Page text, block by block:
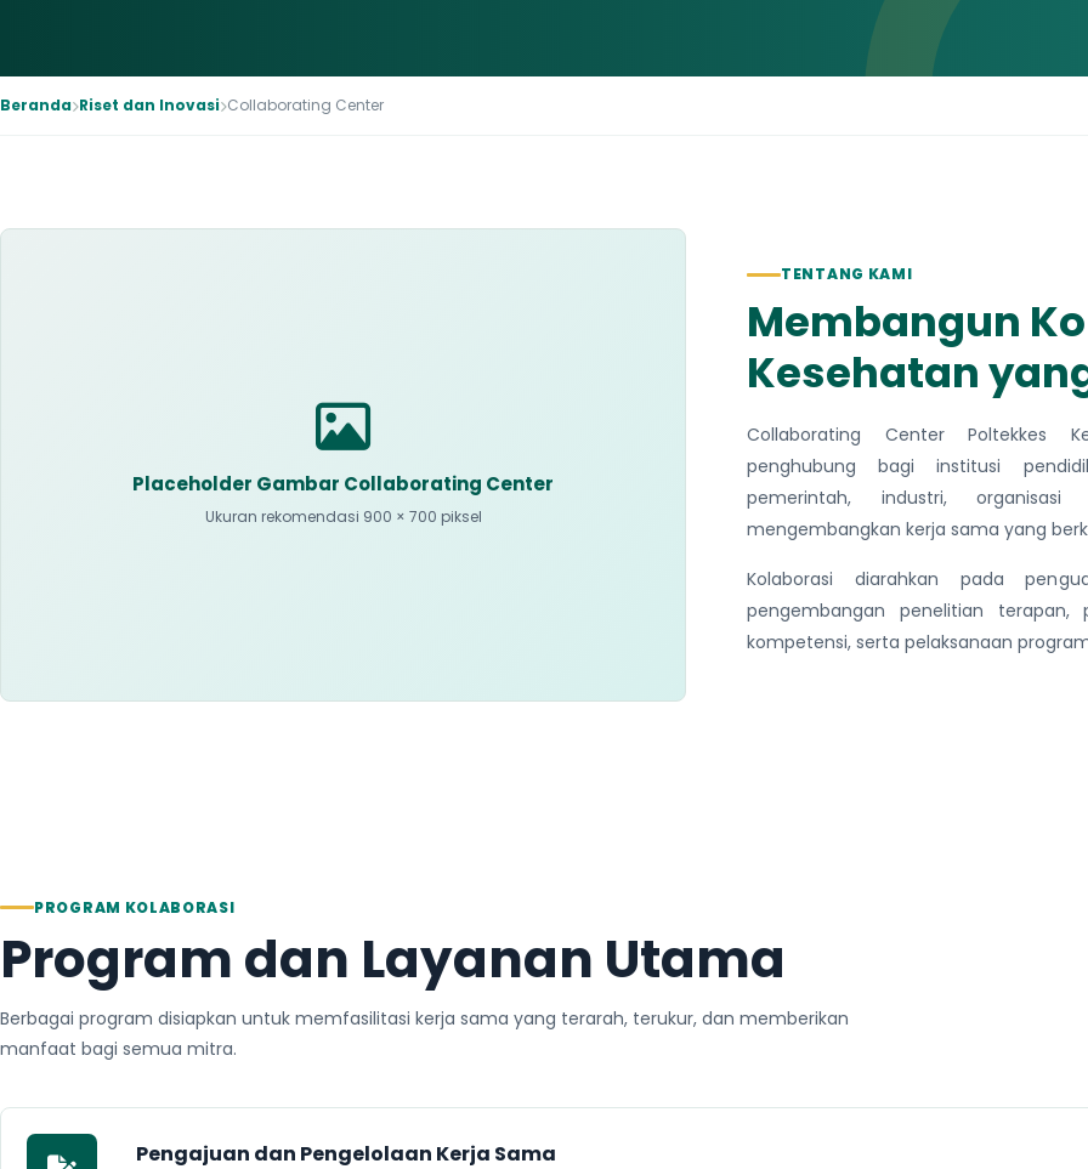
Beranda Riset dan Inovasi Collaborating Center
Placeholder Gambar Collaborating Center
Ukuran rekomendasi 900 × 700 piksel
TENTANG KAMI
Membangun
Kesehatan
Collaborating Center Poltekkes
penghubung bagi institusi
pemerintah, industri,
mengembangkan kerja sama yang
Kolaborasi diarahkan pada
pengembangan penelitian terapan,
kompetensi, serta pelaksanaan
PROGRAM KOLABORASI
Program dan Layanan Utama
Berbagai program disiapkan untuk memfasilitasi kerja sama yang terarah, terukur, dan memberikan
manfaat bagi semua mitra.
Pengajuan dan Pengelolaan Kerja Sama